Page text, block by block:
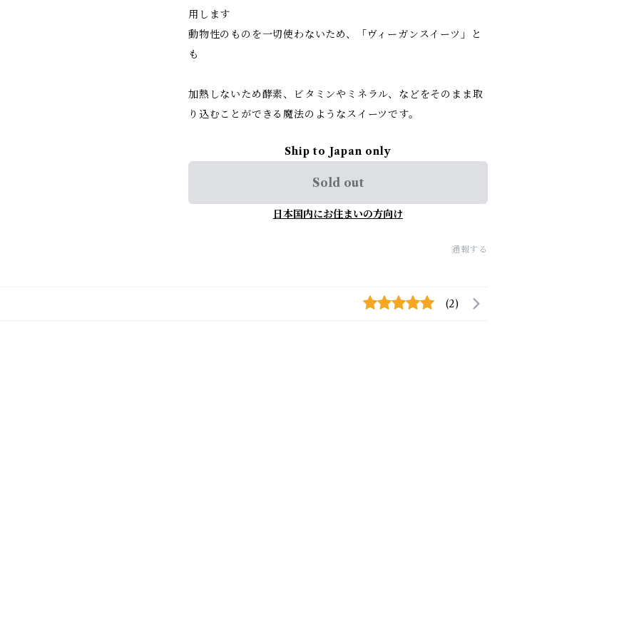
用します
動物性のものを一切使わないため、「ヴィーガンスイーツ」と
も
加熱しないため酵素、ビタミンやミネラル、などをそのまま取
り込むことができる魔法のようなスイーツです。
Ship to Japan only
Sold out
日本国内にお住まいの方向け
通報する
(2)